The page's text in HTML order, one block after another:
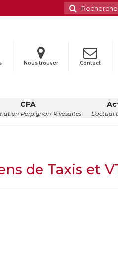
Rechercher
:
Nous trouver Contact
CFA
Perpignan-Rivesaltes
de Taxis et